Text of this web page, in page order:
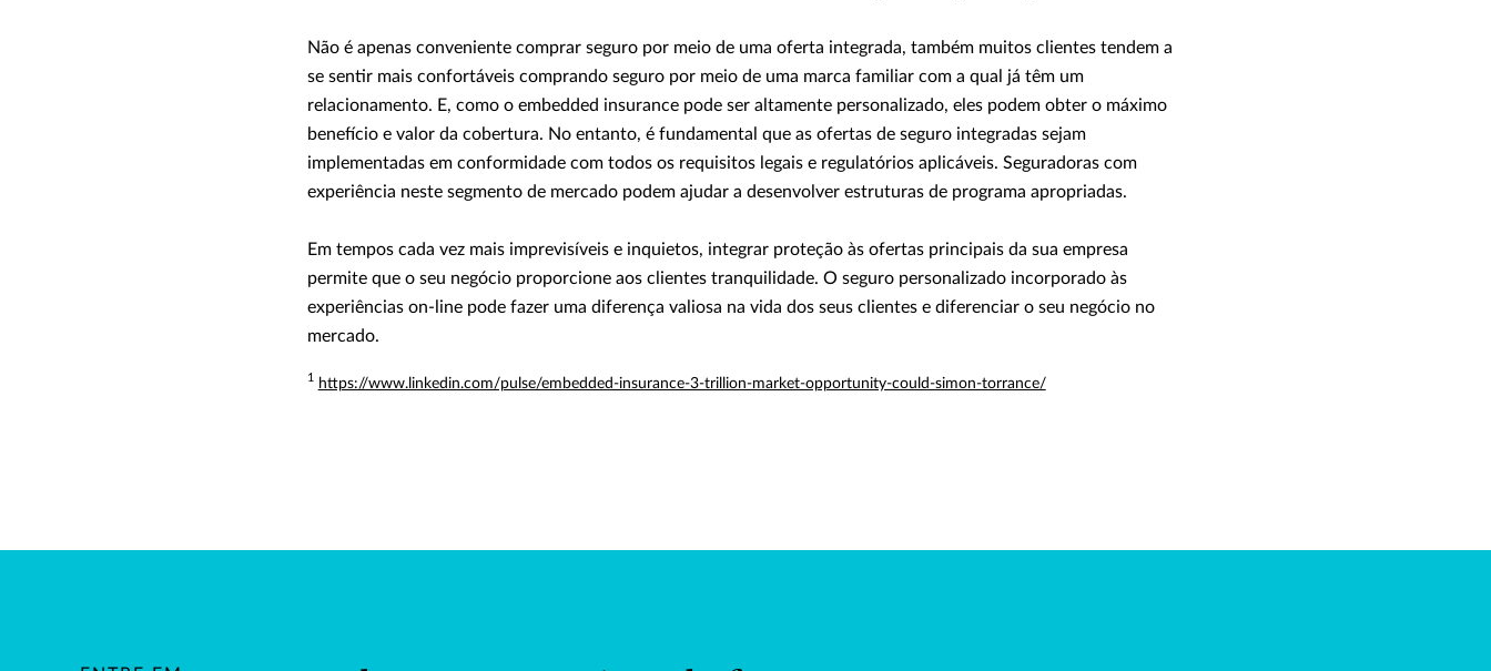
Não é apenas conveniente comprar seguro por meio de uma oferta integrada, também muitos clientes tendem a
se sentir mais confortáveis comprando seguro por meio de uma marca familiar com a qual já têm um
relacionamento. E, como o embedded insurance pode ser altamente personalizado, eles podem obter o máximo
benefício e valor da cobertura. No entanto, é fundamental que as ofertas de seguro integradas sejam
implementadas em conformidade com todos os requisitos legais e regulatórios aplicáveis. Seguradoras com
experiência neste segmento de mercado podem ajudar a desenvolver estruturas de programa apropriadas.
Em tempos cada vez mais imprevisíveis e inquietos, integrar proteção às ofertas principais da sua empresa
permite que o seu negócio proporcione aos clientes tranquilidade. O seguro personalizado incorporado às
experiências on-line pode fazer uma diferença valiosa na vida dos seus clientes e diferenciar o seu negócio no
mercado.
1 https://www.linkedin.com/pulse/embedded-insurance-3-trillion-market-opportunity-could-simon-torrance/